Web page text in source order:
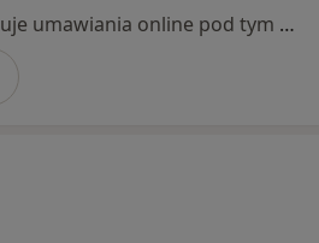
Specjalista nie oferuje umawiania online pod tym adresem.